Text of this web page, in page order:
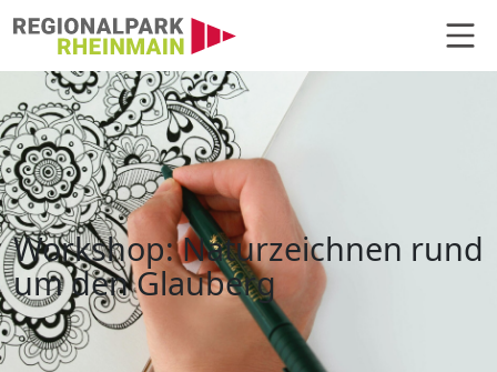
Workshop: Naturzeichnen rund
Hauptnavigation
Workshop: Naturzeichnen rund
um den Glauberg